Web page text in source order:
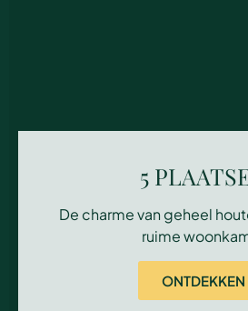
5
De charme van geheel
ruime
ONTDEKKEN